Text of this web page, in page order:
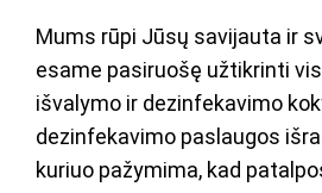
Mums rūpi Jūsų savijauta ir
esame pasiruošę užtikrinti
išvalymo ir dezinfekavimo
dezinfekavimo paslaugos
kuriuo pažymima, kad